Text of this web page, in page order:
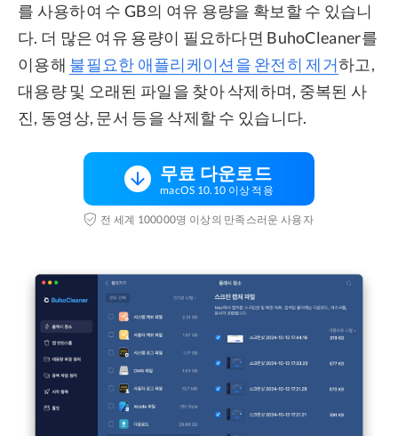
를 사용하여 수 GB의 여유 용량을 확보할 수 있습니
다. 더 많은 여유 용량이 필요하다면 BuhoCleaner를
이용해 불필요한 애플리케이션을 완전히 제거하고,
대용량 및 오래된 파일을 찾아 삭제하며, 중복된 사
진, 동영상, 문서 등을 삭제할 수 있습니다.
무료 다운로드
macOS 10.10 이상 적용
전 세계 100000명 이상의 만족스러운 사용자